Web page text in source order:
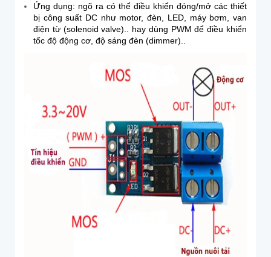
Ứng dụng: ngõ ra có thể điều khiển đóng/mở các thiết
bị công suất DC như motor, đèn, LED, máy bơm, van
điện từ (solenoid valve).. hay dùng PWM để điều khiển
tốc độ động cơ, độ sáng đèn (dimmer)..